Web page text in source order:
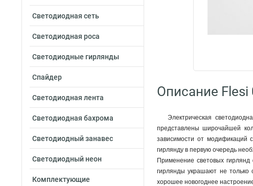
Светодиодная сеть
Светодиодная роса
Светодиодные гирлянды
Спайдер
Светодиодная лента
Светодиодная бахрома
Светодиодный занавес
Светодиодный неон
Комплектующие
Описание Flesi
Электрическая
представлены широчайшей
зависимости от модификаций
гирлянду в первую очередь
Применение световых
гирлянды украшают не только
хорошее новогоднее